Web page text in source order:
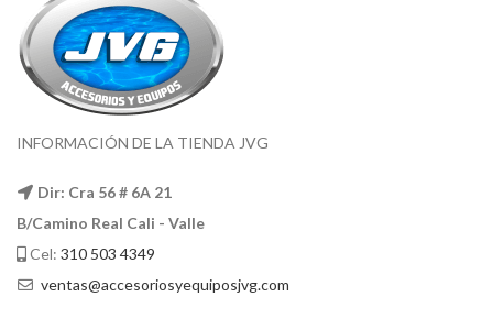
INFORMACIÓN DE LA TIENDA JVG
Dir: Cra 56 # 6A 21
B/Camino Real Cali - Valle
Cel: 310 503 4349
ventas@accesoriosyequiposjvg.com